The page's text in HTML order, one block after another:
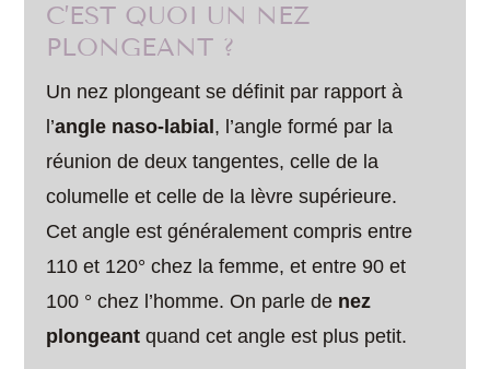
C’EST QUOI UN NEZ
PLONGEANT ?
Un nez plongeant se définit par rapport à
l’angle naso-labial , l’angle formé par la
réunion de deux tangentes, celle de la
columelle et celle de la lèvre supérieure.
Cet angle est généralement compris entre
110 et 120° chez la femme, et entre 90 et
100 ° chez l’homme. On parle de nez
plongeant quand cet angle est plus petit.